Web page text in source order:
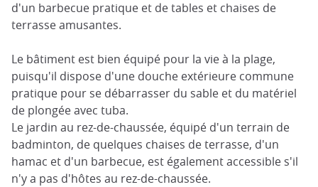
d'un barbecue pratique et de tables et chaises de
terrasse amusantes.
Le bâtiment est bien équipé pour la vie à la plage,
puisqu'il dispose d'une douche extérieure commune
pratique pour se débarrasser du sable et du matériel
de plongée avec tuba.
Le jardin au rez-de-chaussée, équipé d'un terrain de
badminton, de quelques chaises de terrasse, d'un
hamac et d'un barbecue, est également accessible s'il
n'y a pas d'hôtes au rez-de-chaussée.